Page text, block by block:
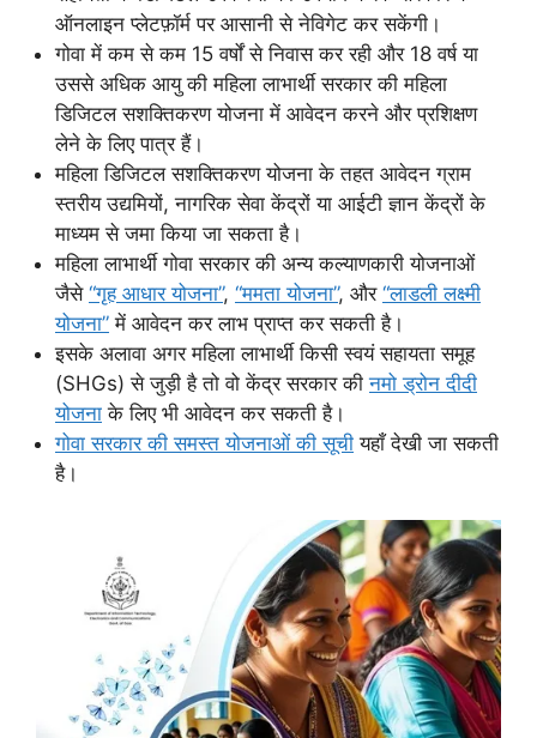
ऑनलाइन प्लेटफ़ॉर्म पर आसानी से नेविगेट कर सकेंगी।
गोवा में कम से कम 15 वर्षों से निवास कर रही और 18 वर्ष या
उससे अधिक आयु की महिला लाभार्थी सरकार की महिला
डिजिटल सशक्तिकरण योजना में आवेदन करने और प्रशिक्षण
लेने के लिए पात्र हैं।
महिला डिजिटल सशक्तिकरण योजना के तहत आवेदन ग्राम
स्तरीय उद्यमियों, नागरिक सेवा केंद्रों या आईटी ज्ञान केंद्रों के
माध्यम से जमा किया जा सकता है।
महिला लाभार्थी गोवा सरकार की अन्य कल्याणकारी योजनाओं
जैसे “गृह आधार योजना”, “ममता योजना”, और “लाडली लक्ष्मी
योजना” में आवेदन कर लाभ प्राप्त कर सकती है।
इसके अलावा अगर महिला लाभार्थी किसी स्वयं सहायता समूह
(SHGs) से जुड़ी है तो वो केंद्र सरकार कीनमो ड्रोन दीदी
योजना के लिए भी आवेदन कर सकती है।
गोवा सरकार की समस्त योजनाओं की सूची यहाँ देखी जा सकती
है।